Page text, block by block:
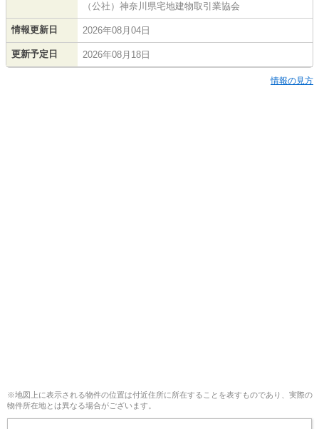
（公社）神奈川県宅地建物取引業協会
情報更新日 2026年08月04日
更新予定日 2026年08月18日
情報の見方
※地図上に表示される物件の位置は付近住所に所在することを表すものであり、実際の
物件所在地とは異なる場合がございます。